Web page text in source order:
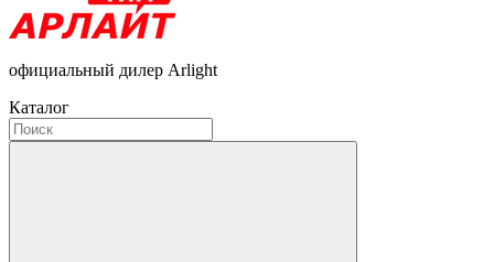
официальный дилер Arlight
Каталог